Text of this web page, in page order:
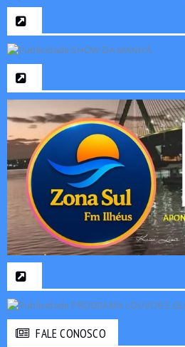
FALE CONOSCO